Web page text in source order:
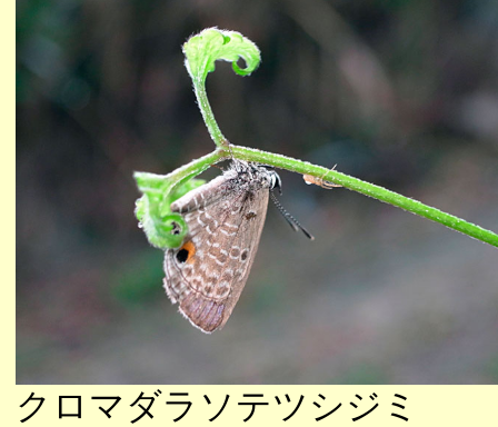
クロマダラソテツシジミ